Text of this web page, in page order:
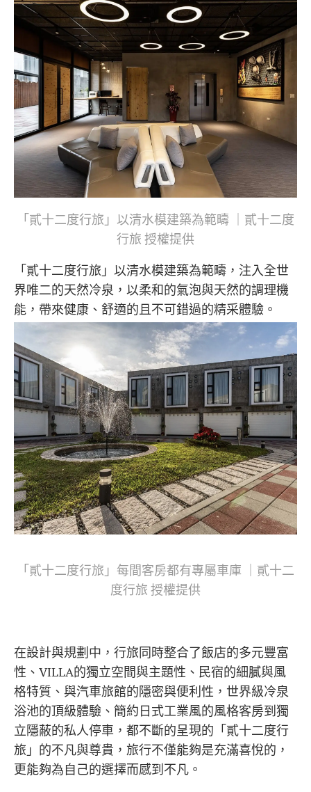
「貳十二度行旅」以清水模建築為範疇 ｜貳十二度
行旅 授權提供
「貳十二度行旅 」以清水模建築為範疇，注入全世
界唯二的天然冷泉，以柔和的氣泡與天然的調理機
能，帶來健康、舒適的且不可錯過的精采體驗。
「貳十二度行旅」每間客房都有專屬車庫 ｜貳十二
度行旅 授權提供
在設計與規劃中，行旅同時整合了飯店的多元豐富
性、VILLA的獨立空間與主題性、民宿的細膩與風
格特質、與汽車旅館的隱密與便利性，世界級冷泉
浴池的頂級體驗、簡約日式工業風的風格客房到獨
立隱蔽的私人停車，都不斷的呈現的「貳十二度行
旅 」的不凡與尊貴，旅行不僅能夠是充滿喜悅的，
更能夠為自己的選擇而感到不凡。